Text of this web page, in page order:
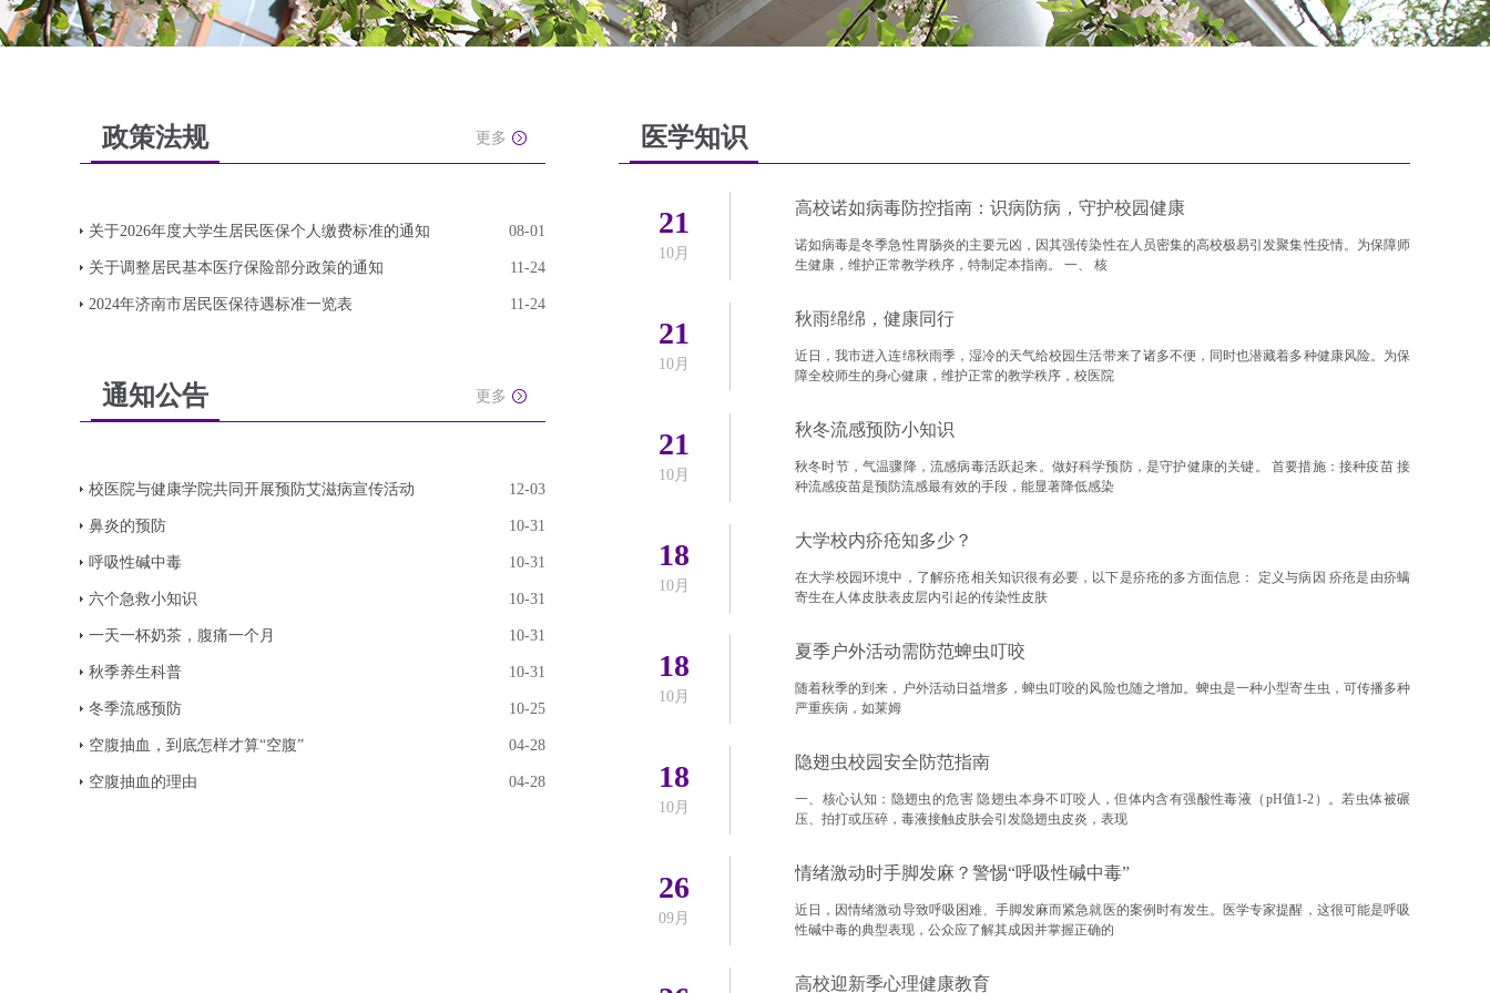
政策法规 更多
关于2026年度大学生居民医保个人缴费标准的通知 08-01
关于调整居民基本医疗保险部分政策的通知 11-24
2024年济南市居民医保待遇标准一览表 11-24
通知公告 更多
校医院与健康学院共同开展预防艾滋病宣传活动 12-03
鼻炎的预防 10-31
呼吸性碱中毒 10-31
六个急救小知识 10-31
一天一杯奶茶，腹痛一个月 10-31
秋季养生科普 10-31
冬季流感预防 10-25
空腹抽血，到底怎样才算“空腹” 04-28
空腹抽血的理由 04-28
医学知识
21
10月
高校诺如病毒防控指南：识病防病，守护校园健康
诺如病毒是冬季急性胃肠炎的主要元凶，因其强传染性在人员密集的高校极易引发聚集性疫情。为保障师
生健康，维护正常教学秩序，特制定本指南。 一、 核
21
10月
秋雨绵绵，健康同行
近日，我市进入连绵秋雨季，湿冷的天气给校园生活带来了诸多不便，同时也潜藏着多种健康风险。为保
障全校师生的身心健康，维护正常的教学秩序，校医院
21
10月
秋冬流感预防小知识
秋冬时节，气温骤降，流感病毒活跃起来。做好科学预防，是守护健康的关键。 首要措施：接种疫苗 接
种流感疫苗是预防流感最有效的手段，能显著降低感染
18
10月
大学校内疥疮知多少？
在大学校园环境中，了解疥疮相关知识很有必要，以下是疥疮的多方面信息： 定义与病因 疥疮是由疥螨
寄生在人体皮肤表皮层内引起的传染性皮肤
18
10月
夏季户外活动需防范蜱虫叮咬
随着秋季的到来，户外活动日益增多，蜱虫叮咬的风险也随之增加。蜱虫是一种小型寄生虫，可传播多种
严重疾病，如莱姆
18
10月
隐翅虫校园安全防范指南
一、核心认知：隐翅虫的危害 隐翅虫本身不叮咬人，但体内含有强酸性毒液（pH值1-2）。若虫体被碾
压、拍打或压碎，毒液接触皮肤会引发隐翅虫皮炎，表现
26
09月
情绪激动时手脚发麻？警惕“呼吸性碱中毒”
近日，因情绪激动导致呼吸困难、手脚发麻而紧急就医的案例时有发生。医学专家提醒，这很可能是呼吸
性碱中毒的典型表现，公众应了解其成因并掌握正确的
高校迎新季心理健康教育